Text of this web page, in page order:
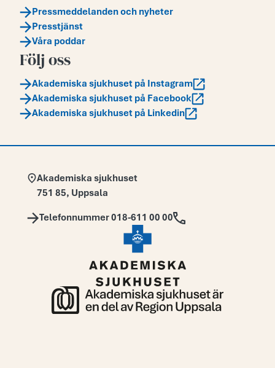
Pressmeddelanden och nyheter
Presstjänst
Våra poddar
Följ oss
Akademiska sjukhuset på Instagram
Akademiska sjukhuset på Facebook
Akademiska sjukhuset på Linkedin
Adress:
Akademiska sjukhuset
751 85, Uppsala
Telefon:
Telefonnummer 018-611 00 00